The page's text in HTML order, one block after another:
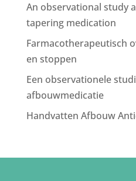
An observational study
tapering medication
Farmacotherapeutisch
en stoppen
Een observationele
afbouwmedicatie
Handvatten Afbouw